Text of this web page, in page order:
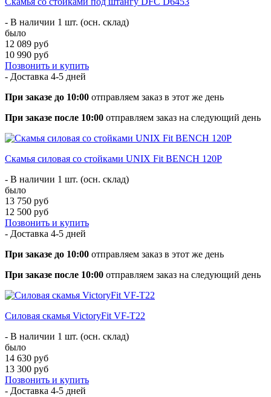
- В наличии 1 шт. (осн. склад)
было
12 089 руб
10 990 руб
Позвонить и купить
- Доставка 4-5 дней
При заказе до 10:00 отправляем заказ в этот же день
При заказе после 10:00 отправляем заказ на следующий день
Скамья силовая со стойками UNIX Fit BENCH 120P
- В наличии 1 шт. (осн. склад)
было
13 750 руб
12 500 руб
Позвонить и купить
- Доставка 4-5 дней
При заказе до 10:00 отправляем заказ в этот же день
При заказе после 10:00 отправляем заказ на следующий день
Силовая скамья VictoryFit VF-T22
- В наличии 1 шт. (осн. склад)
было
14 630 руб
13 300 руб
Позвонить и купить
- Доставка 4-5 дней